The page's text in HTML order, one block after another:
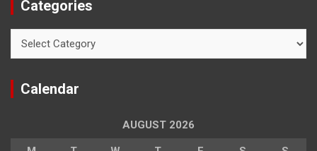
Categories
Calendar
AUGUST 2026